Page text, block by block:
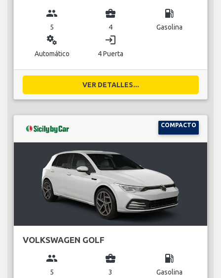
group
5
business_center
4
local_gas_station
Gasolina
miscellaneous_services
Automático
login
4 Puerta
VER DETALLES...
COMPACTO
VOLKSWAGEN GOLF
group
5
business_center
3
local_gas_station
Gasolina